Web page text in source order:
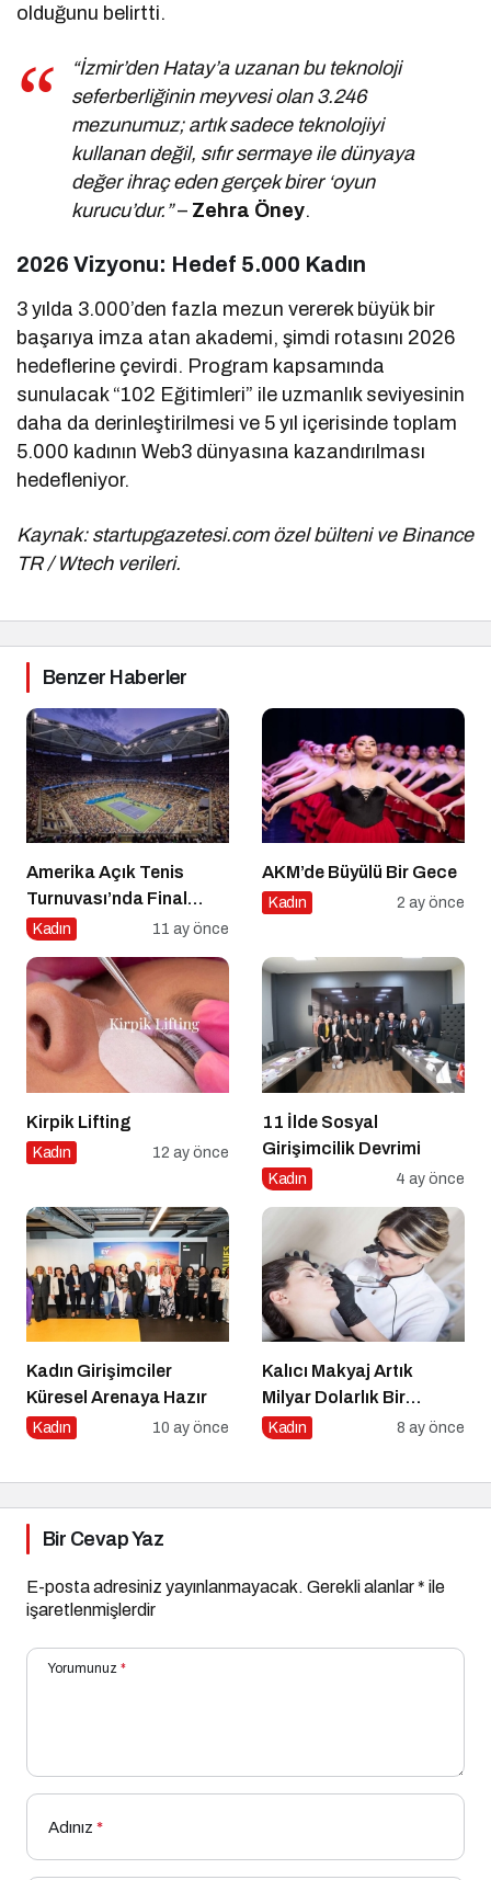
olduğunu belirtti.
“İzmir’den Hatay’a uzanan bu teknoloji
seferberliğinin meyvesi olan 3.246
mezunumuz; artık sadece teknolojiyi
kullanan değil, sıfır sermaye ile dünyaya
değer ihraç eden gerçek birer ‘oyun
kurucu’dur.”– Zehra Öney.
2026 Vizyonu: Hedef 5.000 Kadın
3 yılda 3.000’den fazla mezun vererek büyük bir
başarıya imza atan akademi, şimdi rotasını 2026
hedeflerine çevirdi. Program kapsamında
sunulacak “102 Eğitimleri” ile uzmanlık seviyesinin
daha da derinleştirilmesi ve 5 yıl içerisinde toplam
5.000 kadının Web3 dünyasına kazandırılması
hedefleniyor.
Kaynak: startupgazetesi.com özel bülteni ve Binance
TR / Wtech verileri.
Benzer Haberler
Amerika Açık Tenis
Turnuvası’nda Final
Heyecanı Eurosport’ta!
Kadın 11 ay önce
AKM’de Büyülü Bir Gece
Kadın 2 ay önce
Kirpik Lifting
Kadın 12 ay önce
11 İlde Sosyal
Girişimcilik Devrimi
Kadın 4 ay önce
Kadın Girişimciler
Küresel Arenaya Hazır
Kadın 10 ay önce
Kalıcı Makyaj Artık
Milyar Dolarlık Bir
Endüstri
Kadın 8 ay önce
Bir Cevap Yaz
E-posta adresiniz yayınlanmayacak. Gerekli alanlar* ile
işaretlenmişlerdir
Yorumunuz *
Adınız *